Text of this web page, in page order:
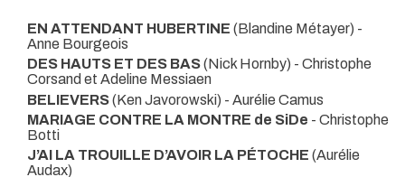
EN ATTENDANT HUBERTINE (Blandine Métayer) -
Anne Bourgeois
DES HAUTS ET DES BAS(Nick Hornby) - Christophe
Corsand et Adeline Messiaen
BELIEVERS(Ken Javorowski) - Aurélie Camus
MARIAGE CONTRE LA MONTRE de SiDe - Christophe
Botti
J’AI LA TROUILLE D’AVOIR LA PÉTOCHE (Aurélie
Audax)